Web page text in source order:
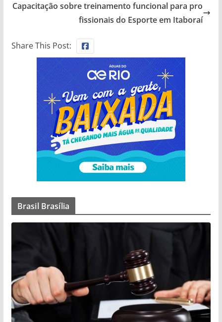
Capacitação sobre treinamento funcional para pro
fissionais do Esporte em Itaboraí
Share This Post:
Brasil Brasília